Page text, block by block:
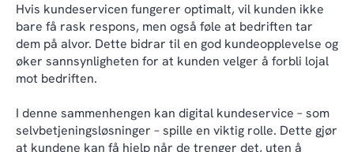
Hvis kundeservicen fungerer optimalt, vil kunden ikke
bare få rask respons, men også føle at bedriften tar
dem på alvor. Dette bidrar til en god kundeopplevelse og
øker sannsynligheten for at kunden velger å forbli lojal
mot bedriften.
I denne sammenhengen kan digital kundeservice – som
selvbetjeningsløsninger – spille en viktig rolle. Dette gjør
at kundene kan få hjelp når de trenger det, uten å